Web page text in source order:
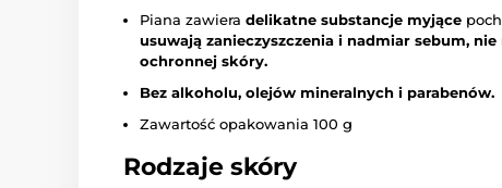
Piana zawiera delikatne substancje myjące
usuwają zanieczyszczenia i nadmiar sebum,
ochronnej skóry.
Bez alkoholu, olejów mineralnych i parabenów.
Zawartość opakowania 100 g
Rodzaje skóry